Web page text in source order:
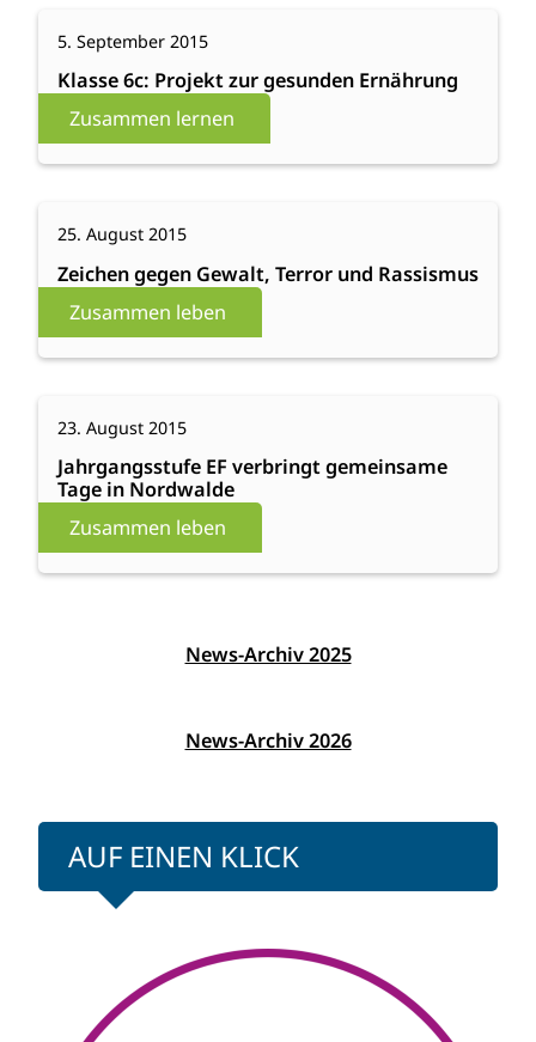
Zusammen lernen
5. September 2015
Klasse 6c: Projekt zur gesunden Ernährung
Klasse
6c:
Projekt
zur
gesunden
Zusammen leben
25. August 2015
Zeichen gegen Gewalt, Terror und Rassismus
Zeichen
gegen
Gewalt,
und
Zusammen leben
23. August 2015
Jahrgangsstufe EF verbringt gemeinsame
Tage in Nordwalde
Jahrgangsstufe
EF
verbringt
gemeinsame
Tage
in
News-Archiv 2025
News-Archiv 2026
AUF EINEN KLICK